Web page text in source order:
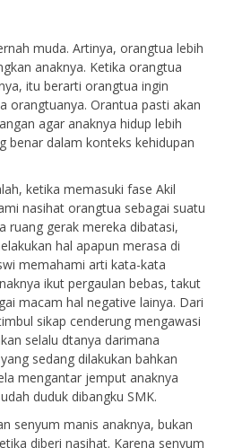
muda. Artinya, orangtua lebih
anaknya. Ketika orangtua
itu berarti orangtua ingin
orangtuanya. Orantua pasti akan
agar anaknya hidup lebih
benar dalam konteks kehidupan
ketika memasuki fase Akil
nasihat orangtua sebagai suatu
ruang gerak mereka dibatasi,
hal apapun merasa di
memahami arti kata-kata
ikut pergaulan bebas, takut
macam hal negative lainya. Dari
sikap cenderung mengawasi
selalu dtanya darimana
sedang dilakukan bahkan
mengantar jemput anaknya
duduk dibangku SMK.
senyum manis anaknya, bukan
diberi nasihat. Karena senyum